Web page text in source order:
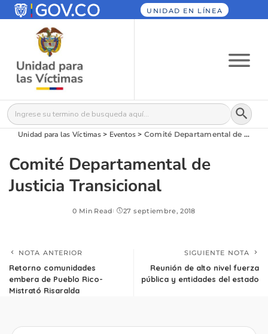
UNIDAD EN LÍNEA
Buscar: Botón
Unidad para las Víctimas> Eventos > Comité Departamental de Justicia Transicional
Comité Departamental de
Justicia Transicional
0 Min Read 27 septiembre, 2018
NOTA ANTERIOR
Retorno comunidades
embera de Pueblo Rico-
Mistrató Risaralda
SIGUIENTE NOTA
Reunión de alto nivel fuerza
pública y entidades del estado